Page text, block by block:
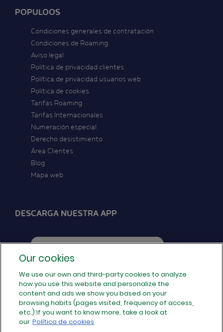
POPULOOS
Condiciones generales de contratación
Condiciones de Roaming
Aviso legal
Política de privacidad clientes
Política de privacidad usuarios web
Política de cookies
Tarifas Roaming
Tarifas Internacionales
Numeración especial
Derecho desistimiento
Área Clientes
Blog
Mapa web
DESCARGA NUESTRA APP
SÍGUENOS EN REDES
Our cookies
We use our own and third-party cookies to analyze
how you use this website and personalize the
content and ads we show you based on your
browsing habits (pages visited, frequency of access,
etc.) If you want to know more, take a look at
our Política de cookies